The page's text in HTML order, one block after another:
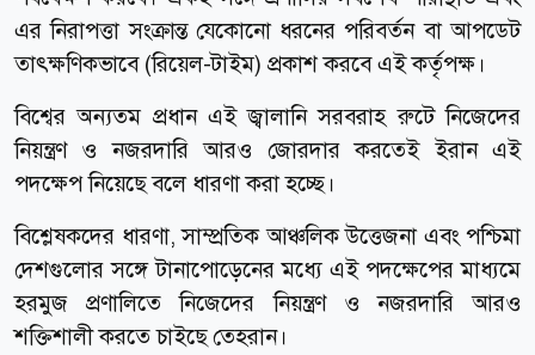
এর নিরাপত্তা সংক্রান্ত যেকোনো ধরনের পরিবর্তন বা আপডেট
তাৎক্ষণিকভাবে (রিয়েল-টাইম) প্রকাশ করবে এই কর্তৃপক্ষ।
বিশ্বের অন্যতম প্রধান এই জ্বালানি সরবরাহ রুটে নিজেদের
নিয়ন্ত্রণ ও নজরদারি আরও জোরদার করতেই ইরান এই
পদক্ষেপ নিয়েছে বলে ধারণা করা হচ্ছে।
বিশ্লেষকদের ধারণা, সাম্প্রতিক আঞ্চলিক উত্তেজনা এবং পশ্চিমা
দেশগুলোর সঙ্গে টানাপোড়েনের মধ্যে এই পদক্ষেপের মাধ্যমে
হরমুজ প্রণালিতে নিজেদের নিয়ন্ত্রণ ও নজরদারি আরও
শক্তিশালী করতে চাইছে তেহরান।